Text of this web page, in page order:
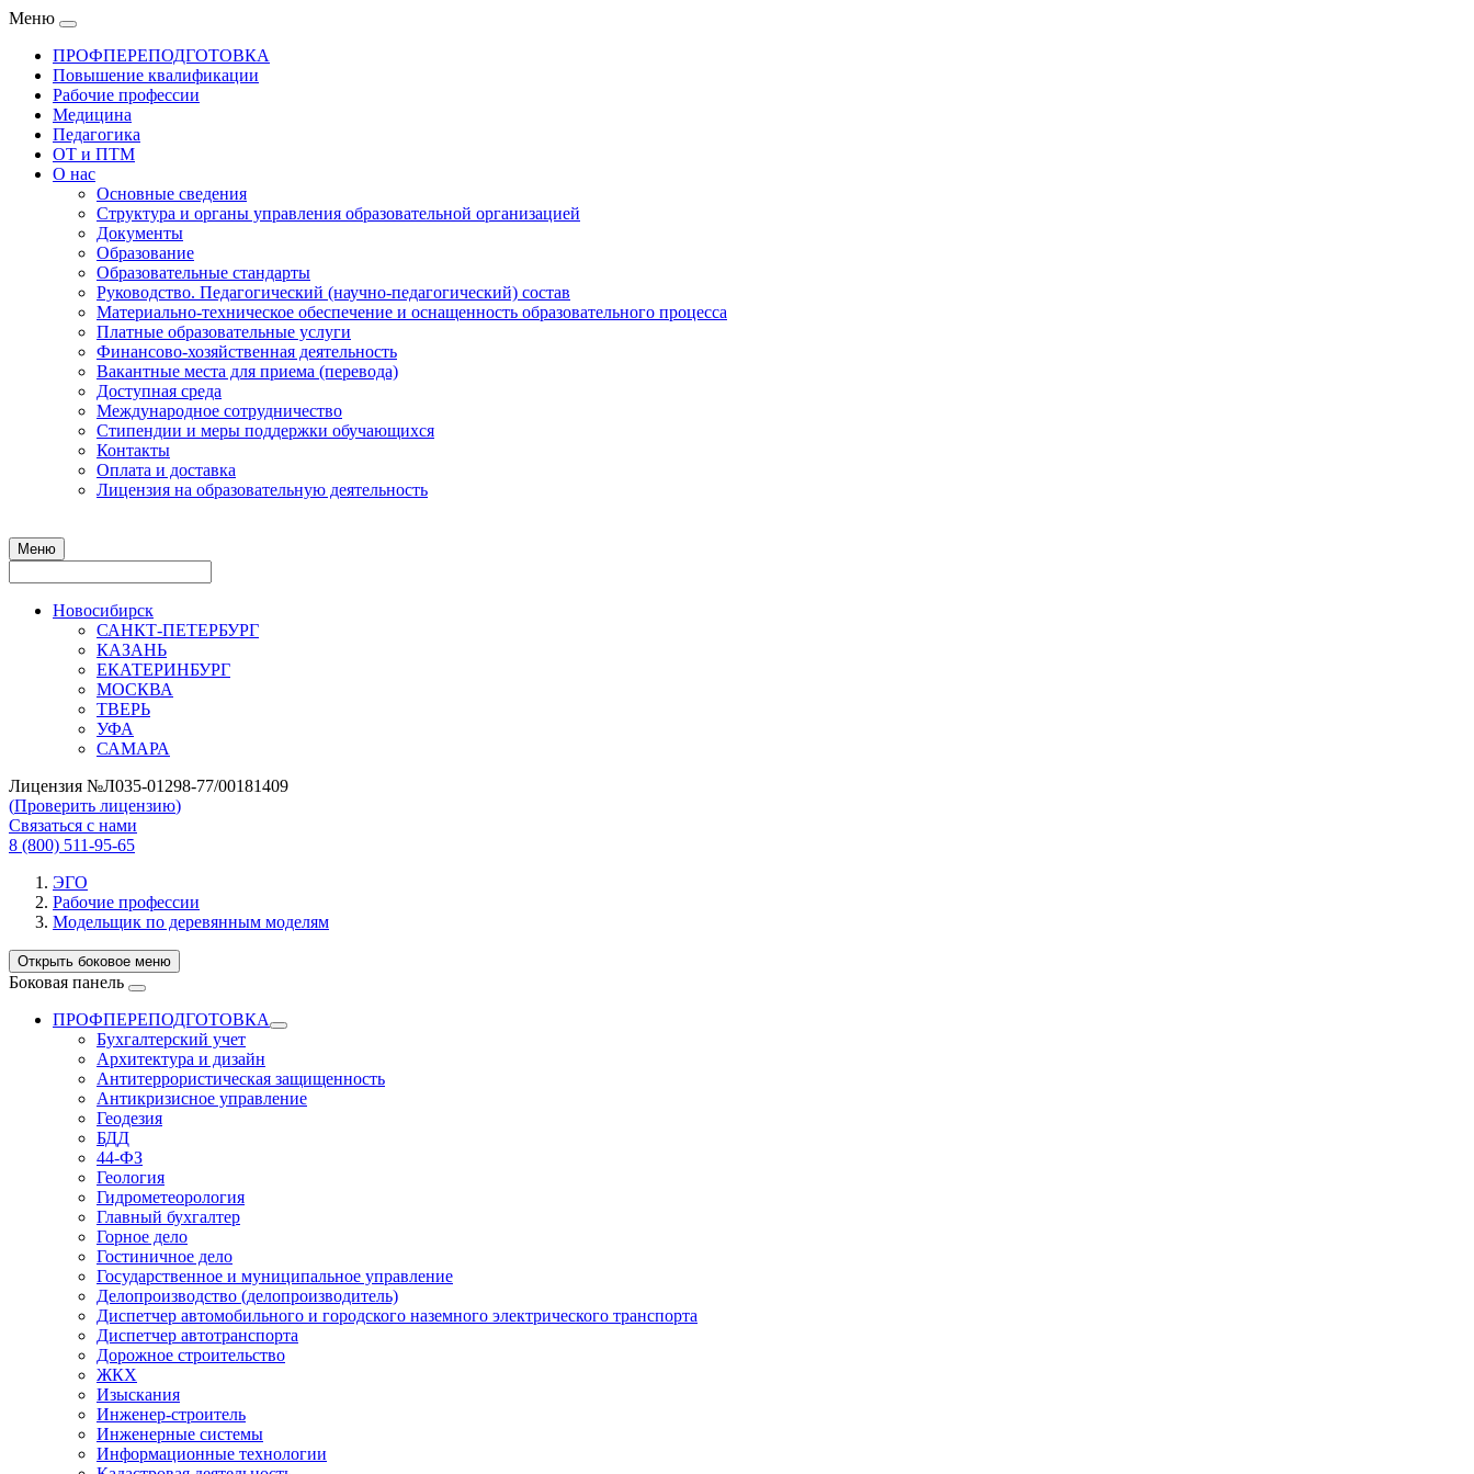
Меню
ПРОФПЕРЕПОДГОТОВКА
Повышение квалификации
Рабочие профессии
Медицина
Педагогика
ОТ и ПТМ
О нас
Основные сведения
Структура и органы управления образовательной организацией
Документы
Образование
Образовательные стандарты
Руководство. Педагогический (научно-педагогический) состав
Материально-техническое обеспечение и оснащенность образовательного процесса
Платные образовательные услуги
Финансово-хозяйственная деятельность
Вакантные места для приема (перевода)
Доступная среда
Международное сотрудничество
Стипендии и меры поддержки обучающихся
Контакты
Оплата и доставка
Лицензия на образовательную деятельность
Меню
Новосибирск
САНКТ-ПЕТЕРБУРГ
КАЗАНЬ
ЕКАТЕРИНБУРГ
МОСКВА
ТВЕРЬ
УФА
САМАРА
Лицензия №Л035-01298-77/00181409
(Проверить лицензию)
Связаться с нами
8 (800) 511-95-65
ЭГО
Рабочие профессии
Модельщик по деревянным моделям
Открыть боковое меню
Боковая панель
ПРОФПЕРЕПОДГОТОВКА
Бухгалтерский учет
Архитектура и дизайн
Антитеррористическая защищенность
Антикризисное управление
Геодезия
БДД
44-ФЗ
Геология
Гидрометеорология
Главный бухгалтер
Горное дело
Гостиничное дело
Государственное и муниципальное управление
Делопроизводство (делопроизводитель)
Диспетчер автомобильного и городского наземного электрического транспорта
Диспетчер автотранспорта
Дорожное строительство
ЖКХ
Изыскания
Инженер-строитель
Инженерные системы
Информационные технологии